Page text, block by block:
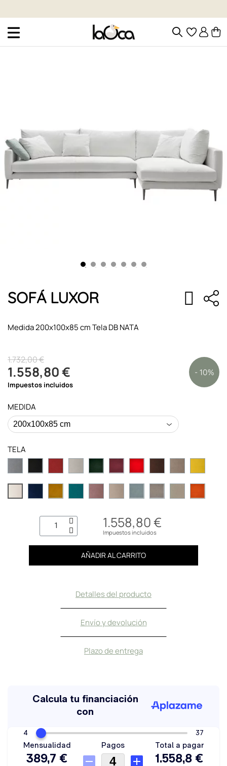
SOFÁ LUXOR
Medida 200x100x85 cm Tela DB NATA
1.732,00 €
1.558,80 € - 10%
Impuestos incluidos
MEDIDA
TELA
1.558,80 €
Impuestos incluidos
AÑADIR AL CARRITO
Detalles del producto
Envío y devolución
Plazo de entrega